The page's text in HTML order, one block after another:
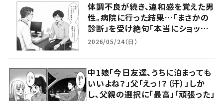
体調不良が続き、違和感を覚えた男
性。病院に行った結果…「まさかの
診断」を受け絶句「本当にショック」
「衝撃的だった」
2026/05/24（日）
中1娘「今日友達、うちに泊まっても
いいよね？」父「えっ！？（汗）」しか
し、父親の選択に「最高」「頑張った」